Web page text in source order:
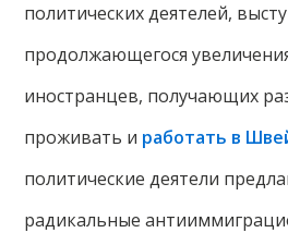
политических деятелей,
продолжающегося
иностранцев, получающих
проживать и работать в
политические деятели
радикальные